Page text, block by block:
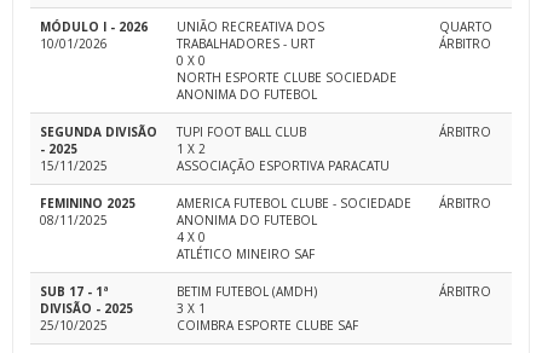
MÓDULO I - 2026
10/01/2026
UNIÃO RECREATIVA DOS
TRABALHADORES - URT
0 X 0
NORTH ESPORTE CLUBE SOCIEDADE
ANONIMA DO FUTEBOL
QUARTO
ÁRBITRO
SEGUNDA DIVISÃO
- 2025
15/11/2025
TUPI FOOT BALL CLUB
1 X 2
ASSOCIAÇÃO ESPORTIVA PARACATU
ÁRBITRO
FEMININO 2025
08/11/2025
AMERICA FUTEBOL CLUBE - SOCIEDADE
ANONIMA DO FUTEBOL
4 X 0
ATLÉTICO MINEIRO SAF
ÁRBITRO
SUB 17 - 1ª
DIVISÃO - 2025
25/10/2025
BETIM FUTEBOL (AMDH)
3 X 1
COIMBRA ESPORTE CLUBE SAF
ÁRBITRO